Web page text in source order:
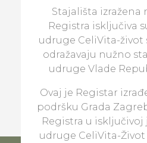
Stajališta izražena
Registra isključiva
udruge CeliVita-život
odražavaju nužno
udruge Vlade
Ovaj je Registar
podršku Grada
Registra u
udruge CeliVita-